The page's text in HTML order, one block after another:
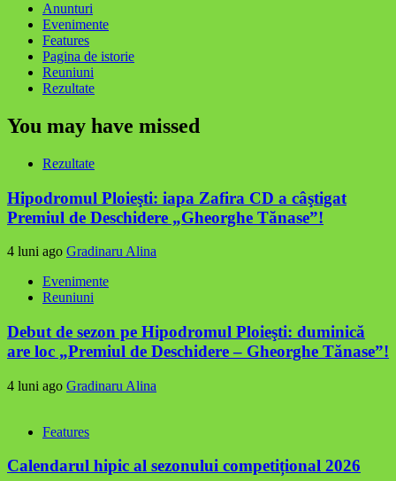
Anunturi
Evenimente
Features
Pagina de istorie
Reuniuni
Rezultate
You may have missed
Rezultate
Hipodromul Ploieşti: iapa Zafira CD a câştigat
Premiul de Deschidere „Gheorghe Tănase”!
4 luni ago Gradinaru Alina
Evenimente
Reuniuni
Debut de sezon pe Hipodromul Ploieşti: duminică
are loc „Premiul de Deschidere – Gheorghe Tănase”!
4 luni ago Gradinaru Alina
Features
Calendarul hipic al sezonului competițional 2026